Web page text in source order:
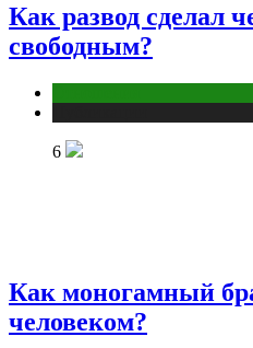
Как развод сделал
свободным?
6
Как моногамный
человеком?